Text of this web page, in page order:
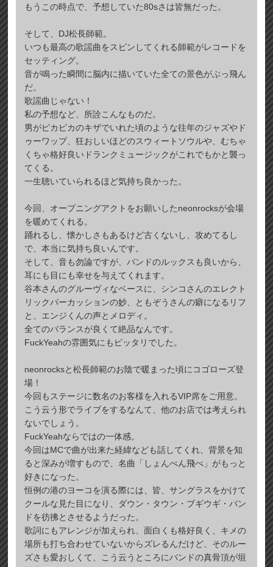
もうこの時点で、予想していた80sさは皆無だった。
そして、DJ松長師範。
いつも最高の歌謡曲をスピンしてくれる師範がレコードを
セッティング。
音が鳴った瞬間に脳内に描いていた全ての景色がぶっ飛ん
だ。
歌謡曲じゃない！
私の予想など、所詮こんなものだ。
男がピカピカのキザでいれた頃のような往年のジャズやド
ゥーワップ、狂おしいほどのスウィートソウルや、むちゃ
くちゃ格好良いドランクミュージックがこれでもかと襲っ
てくる。
一生聴いていられるほど気持ち良かった。
今回、オープニングアクトをお願いしたneonrocksが会場
を暖めてくれる。
踊れるし、懐かしさもあるけど古くないし、攻めてるし
で、本当に気持ち良いんです。
そして、音も勿論ですが、バンドのルックスも良いから、
耳にも目にも幸せを与えてくれます。
谷本さんのグルーヴィなベースに、シンコさんのエレクト
リックパーカッションの妙、ともぞうさんの癖になるリフ
と、エンジくんの声とメロディ。
全てのバランスが良くて絶品なんです。
FuckYeahの雰囲気にもピッタリでした。
neonrocksと松長師範のお陰で暖まった頃にコゴローズ登
場！
今回もステージに数名のお客様を入れるVIP席をご用意。
こう云う形でライブをするなんて、他のお店では考えられ
ないでしょう。
FuckYeahならではの一体感。
今回はMCで曲が出来た経緯なども話してくれ、背景を知
ると深みが増すもので、名曲「しょんべん飛べ」がもっと
好きになった。
恒例の港のヨーコを演る際には、皆、サングラスをかけて
クールな見た目になり、ダウン・タウン・ブギウギ・バン
ドを彷彿とさせるようだった。
歌詞にもアレンジが加えられ、面白くも格好良く、キメの
場所も打ち合わせていないからズレるんだけど、そのルー
ズさも愛おしくて、こう云うところにバンドの真骨頂が垣